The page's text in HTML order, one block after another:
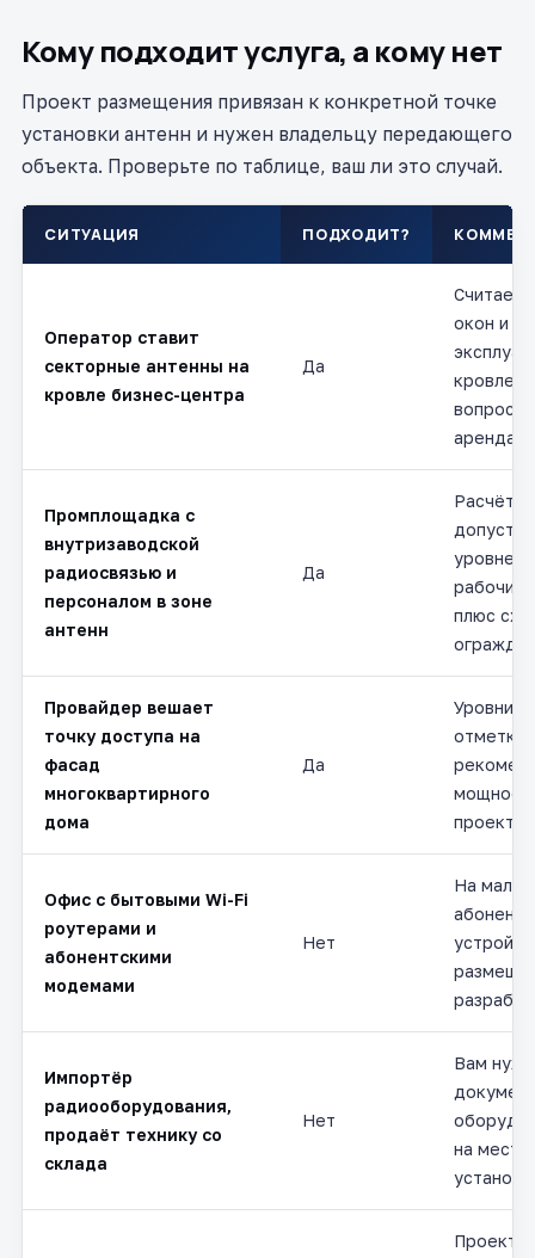
Кому подходит услуга, а кому нет
Проект размещения привязан к конкретной точке
установки антенн и нужен владельцу передающего
объекта. Проверьте по таблице, ваш ли это случай.
СИТУАЦИЯ ПОДХОДИТ?
Оператор ставит
секторные антенны на
кровле бизнес-центра
Да
Считаем
окон и на
кровле,
вопросы
Промплощадка с
внутризаводской
радиосвязью и
персоналом в зоне
антенн
Да
Расчёт
уровней
рабочих
плюс
Провайдер вешает
точку доступа на
фасад
многоквартирного
дома
Да
Уровни
проект.
Офис с бытовыми Wi-Fi
роутерами и
абонентскими
модемами
Нет
На
Импортёр
радиооборудования,
продаёт технику со
склада
Нет
Вам
на место
Проект